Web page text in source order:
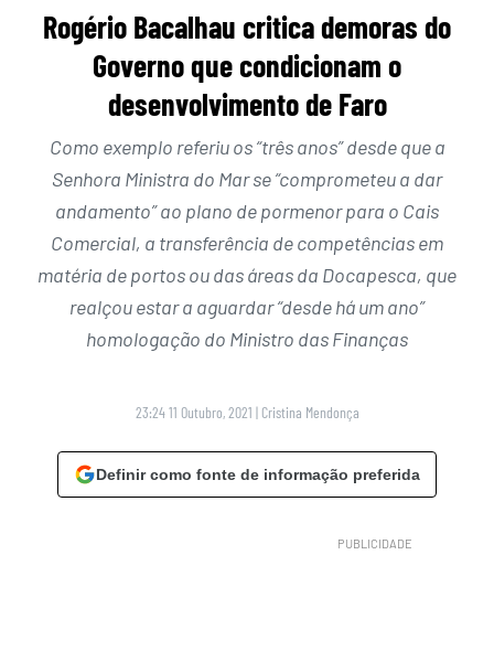
Rogério Bacalhau critica demoras do
Governo que condicionam o
desenvolvimento de Faro
Como exemplo referiu os “três anos” desde que a
Senhora Ministra do Mar se “comprometeu a dar
andamento” ao plano de pormenor para o Cais
Comercial, a transferência de competências em
matéria de portos ou das áreas da Docapesca, que
realçou estar a aguardar “desde há um ano”
homologação do Ministro das Finanças
23:24 11 Outubro, 2021 | Cristina Mendonça
Definir como fonte de informação preferida